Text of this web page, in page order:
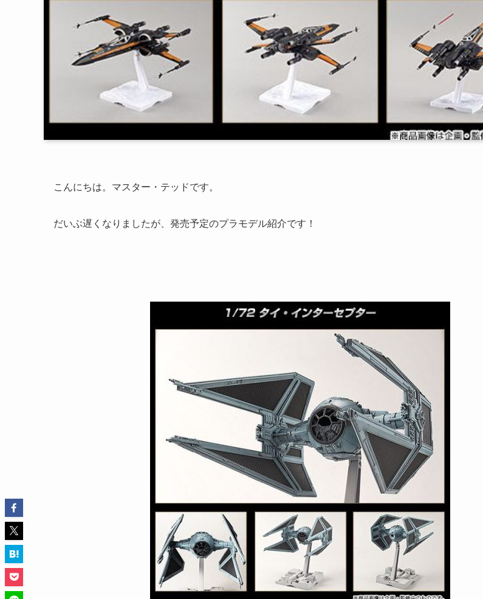
こんにちは。マスター・テッドです。
だいぶ遅くなりましたが、発売予定のプラモデル紹介です！